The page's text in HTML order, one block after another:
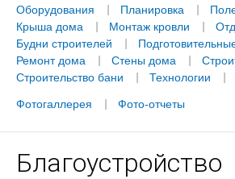
Оборудования
Планировка
Крыша дома
Монтаж кровли
Будни строителей
Ремонт дома
Стены дома
Строительство бани
Технологии
Фотогаллерея Фото-отчеты
Благоустройство